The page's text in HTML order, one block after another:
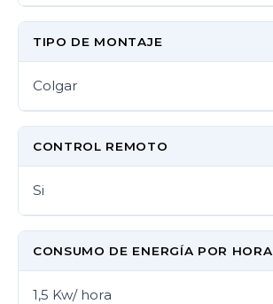
TIPO DE MONTAJE
Colgar
CONTROL REMOTO
Si
CONSUMO DE ENERGÍA POR HORA
1,5 Kw/ hora